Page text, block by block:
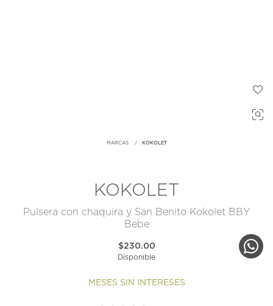
MARCAS KOKOLET
KOKOLET
Pulsera con chaquira y San Benito Kokolet BBY
Bebe
$230.00
Disponible
MESES SIN INTERESES